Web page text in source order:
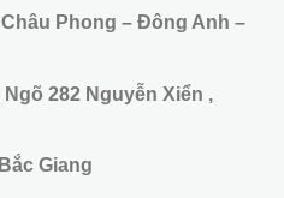
Phong – Đông Anh –
282 Nguyễn Xiển ,
Giang